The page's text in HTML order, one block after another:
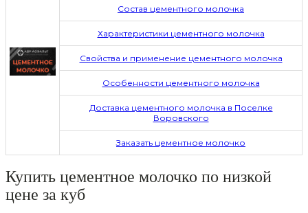
Состав цементного молочка
Характеристики цементного молочка
Свойства и применение цементного молочка
Особенности цементного молочка
Доставка цементного молочка в Поселке
Воровского
Заказать цементное молочко
Купить цементное молочко по низкой
цене за куб